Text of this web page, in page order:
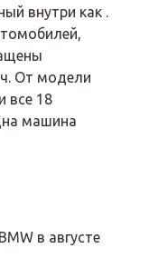
внутри как .
От модели
все 18
машина
в августе